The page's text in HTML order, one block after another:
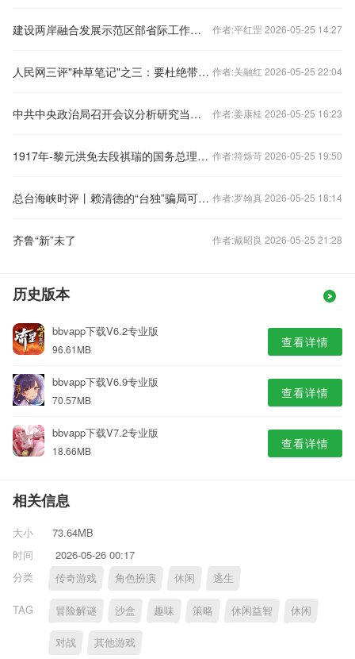
建设两岸融合发展示范区部省际工作会议在福州举行 作者:平红罡 2026-05-25 14:27
人民网三评"种草笔记"之三：要杜绝带货变"带祸" 作者:关融红 2026-05-25 22:04
中共中央政治局召开会议分析研究当前经济形势和经济工作中共中央总书记习近平主持会议 作者:姜康桂 2026-05-25 16:23
1917年-黎元洪免去段祺瑞的国务总理职务 作者:符烁苛 2026-05-25 19:50
总台海峡时评丨赖清德的“台独”骗局可以休矣！ 作者:罗翰真 2026-05-25 18:14
齐鲁“新”未了 作者:戴昭良 2026-05-25 21:28
历史版本
bbvapp下载V6.2专业版
96.61MB 查看详情
bbvapp下载V6.9专业版
70.57MB 查看详情
bbvapp下载V7.2专业版
18.66MB 查看详情
相关信息
大小
73.64MB
时间
2026-05-26 00:17
分类
传奇游戏 角色扮演 休闲 逃生
TAG 冒险解谜 沙盒 趣味 策略 休闲益智 休闲
对战 其他游戏